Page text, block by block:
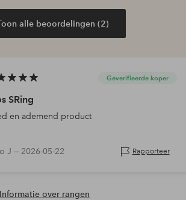
alle beoordelingen (2)
Geverifieerde koper
SRing
en ademend product
J — 2026-05-22 Rapporteer
Informatie over rangen